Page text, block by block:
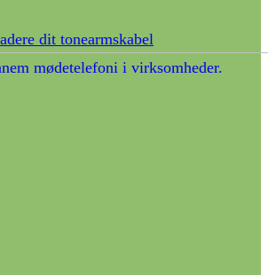
dit tonearmskabel